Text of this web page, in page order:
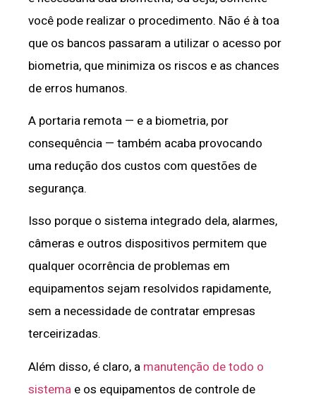
você pode realizar o procedimento. Não é à toa
que os bancos passaram a utilizar o acesso por
biometria, que minimiza os riscos e as chances
de erros humanos.
A portaria remota — e a biometria, por
consequência — também acaba provocando
uma redução dos custos com questões de
segurança.
Isso porque o sistema integrado dela, alarmes,
câmeras e outros dispositivos permitem que
qualquer ocorrência de problemas em
equipamentos sejam resolvidos rapidamente,
sem a necessidade de contratar empresas
terceirizadas.
Além disso, é claro, a manutenção de todo o
sistema e os equipamentos de controle de